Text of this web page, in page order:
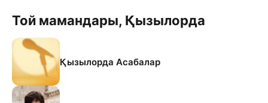
Той мамандары, Қызылорда
Қызылорда Асабалар